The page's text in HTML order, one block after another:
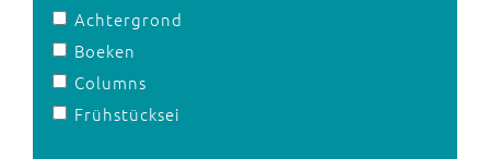
Achtergrond
Boeken
Columns
Frühstücksei